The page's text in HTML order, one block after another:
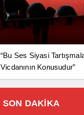
“Bu Ses Siyasi
Vicdanının Konusudur”
SON DAKİKA